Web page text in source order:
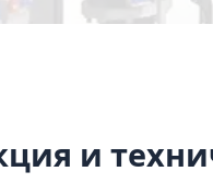
и